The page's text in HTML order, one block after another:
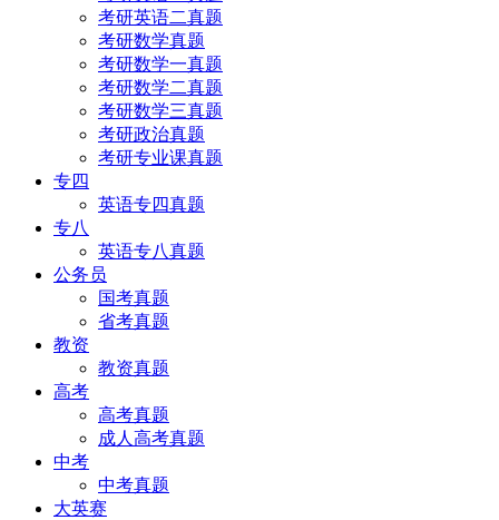
考研英语二真题
考研数学真题
考研数学一真题
考研数学二真题
考研数学三真题
考研政治真题
考研专业课真题
专四
英语专四真题
专八
英语专八真题
公务员
国考真题
省考真题
教资
教资真题
高考
高考真题
成人高考真题
中考
中考真题
大英赛